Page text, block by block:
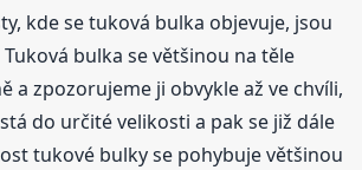
kde se tuková bulka objevuje, jsou
bulka se většinou na těle
a zpozorujeme ji obvykle až ve chvíli,
do určité velikosti a pak se již dále
tukové bulky se pohybuje většinou